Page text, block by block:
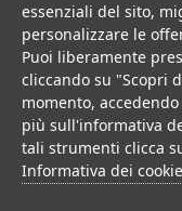
BelSalento di proprietà
s.r.l. via
licenza amministrativa
CCIAA di Lecce n.
©️
essenziali del sito,
personalizzare le
Puoi liberamente
cliccando su "Scopri
momento,
più sull'informativa
tali strumenti clicca
Informativa dei cookie